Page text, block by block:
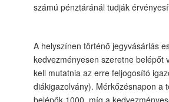
számú pénztáránál tudják
A helyszínen történő jegyvásárlás
kedvezményesen szeretne belépőt
kell mutatnia az erre feljogosító
diákigazolvány). Mérkőzésnapon a
belépők 1000, míg a